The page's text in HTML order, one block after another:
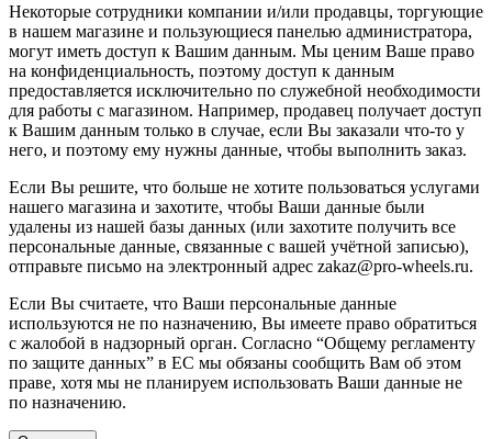
Некоторые сотрудники компании и/или продавцы, торгующие
в нашем магазине и пользующиеся панелью администратора,
могут иметь доступ к Вашим данным. Мы ценим Ваше право
на конфиденциальность, поэтому доступ к данным
предоставляется исключительно по служебной необходимости
для работы с магазином. Например, продавец получает доступ
к Вашим данным только в случае, если Вы заказали что-то у
него, и поэтому ему нужны данные, чтобы выполнить заказ.
Если Вы решите, что больше не хотите пользоваться услугами
нашего магазина и захотите, чтобы Ваши данные были
удалены из нашей базы данных (или захотите получить все
персональные данные, связанные с вашей учётной записью),
отправьте письмо на электронный адрес zakaz@pro-wheels.ru.
Если Вы считаете, что Ваши персональные данные
используются не по назначению, Вы имеете право обратиться
с жалобой в надзорный орган. Согласно “Общему регламенту
по защите данных” в ЕС мы обязаны сообщить Вам об этом
праве, хотя мы не планируем использовать Ваши данные не
по назначению.